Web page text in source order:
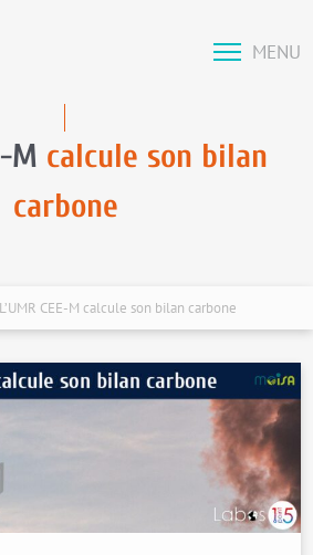
MENU
M calcule son bilan
carbone
L’UMR CEE-M calcule son bilan carbone